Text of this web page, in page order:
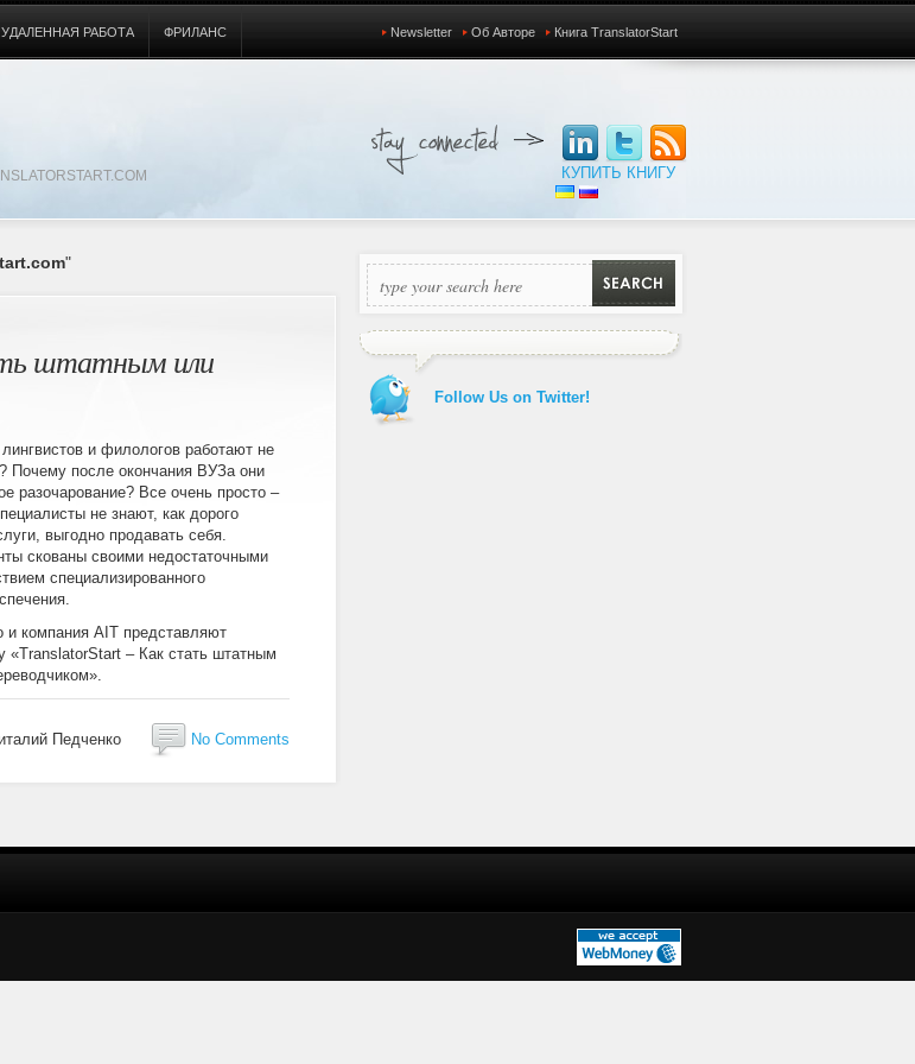
УДАЛЕННАЯ РАБОТА ФРИЛАНС Newsletter Об Авторе Книга TranslatorStart
КУПИТЬ КНИГУ
"
штатным или
и филологов работают не
Почему после окончания ВУЗа они
разочарование? Все очень просто –
не знают, как дорого
выгодно продавать себя.
скованы своими недостаточными
специализированного
и компания AIT представляют
«TranslatorStart – Как стать штатным
Педченко No Comments
Follow Us on Twitter!